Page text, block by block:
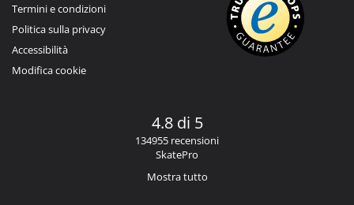
Termini e condizioni
Politica sulla privacy
Accessibilità
Modifica cookie
4.8 di 5
134955 recensioni
SkatePro
Mostra tutto